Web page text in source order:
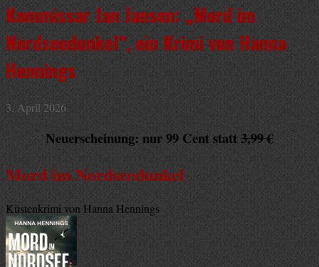
Kommissar Jan Jansen: „Mord im
Nordseedunkel“, ein Krimi von Hanna
Hennings
3. April 2026
Neuerscheinung: nur 99 Cent statt3,99 €
Mord im Nordseedunkel
Küstenkrimi von Hanna Hennings